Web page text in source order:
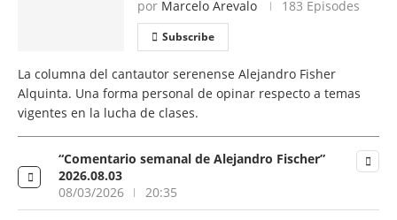
por Marcelo Arevalo 183 Episodes
Subscribe
La columna del cantautor serenense Alejandro Fisher
Alquinta. Una forma personal de opinar respecto a temas
vigentes en la lucha de clases.
“Comentario semanal de Alejandro Fischer”
2026.08.03
08/03/2026
20:35